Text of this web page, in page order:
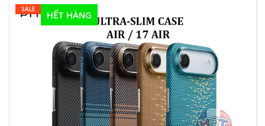
SALE HẾT HÀNG